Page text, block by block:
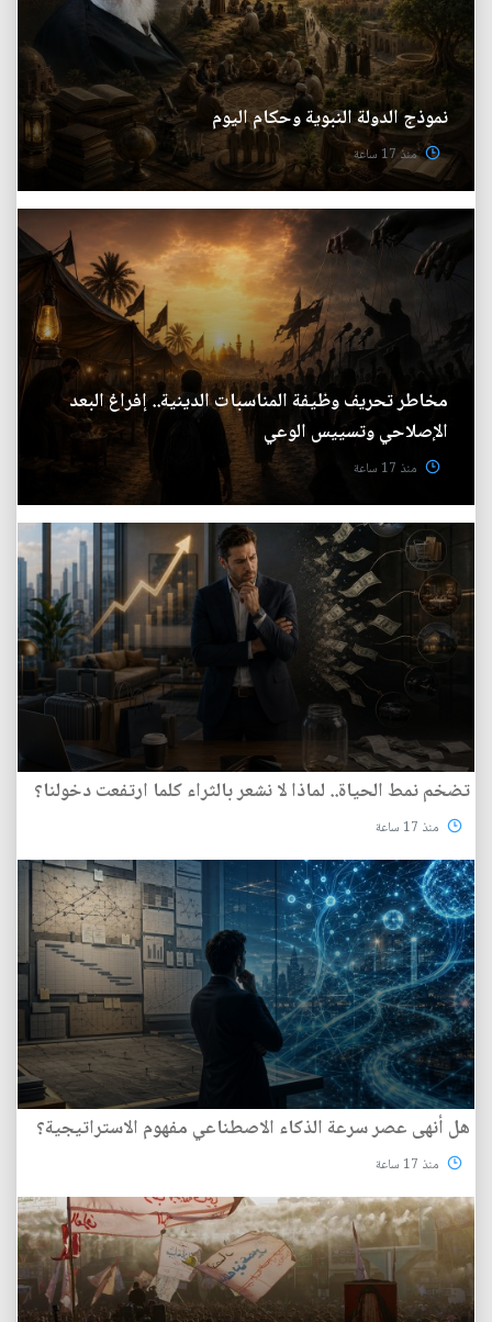
نموذج الدولة النبوية وحكام اليوم
منذ 17 ساعة
مخاطر تحريف وظيفة المناسبات الدينية.. إفراغ البعد
الإصلاحي وتسييس الوعي
منذ 17 ساعة
تضخم نمط الحياة.. لماذا لا نشعر بالثراء كلما ارتفعت دخولنا؟
منذ 17 ساعة
هل أنهى عصر سرعة الذكاء الاصطناعي مفهوم الاستراتيجية؟
منذ 17 ساعة